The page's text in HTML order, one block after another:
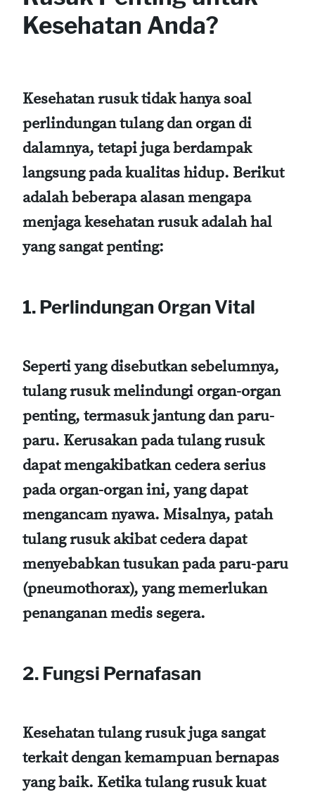
Kesehatan Anda?
Kesehatan rusuk tidak hanya soal
perlindungan tulang dan organ di
dalamnya, tetapi juga berdampak
langsung pada kualitas hidup. Berikut
adalah beberapa alasan mengapa
menjaga kesehatan rusuk adalah hal
yang sangat penting:
1. Perlindungan Organ Vital
Seperti yang disebutkan sebelumnya,
tulang rusuk melindungi organ-organ
penting, termasuk jantung dan paru-
paru. Kerusakan pada tulang rusuk
dapat mengakibatkan cedera serius
pada organ-organ ini, yang dapat
mengancam nyawa. Misalnya, patah
tulang rusuk akibat cedera dapat
menyebabkan tusukan pada paru-paru
(pneumothorax), yang memerlukan
penanganan medis segera.
2. Fungsi Pernafasan
Kesehatan tulang rusuk juga sangat
terkait dengan kemampuan bernapas
yang baik. Ketika tulang rusuk kuat